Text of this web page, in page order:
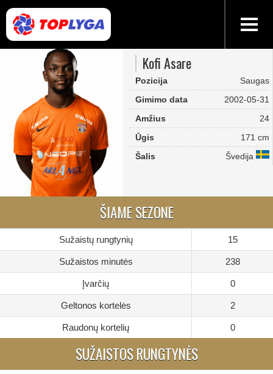
Kofi Asare
Pozicija
Saugas
Gimimo data
2002-05-31
Amžius
24
Ūgis
171 cm
Šalis
Švedija
ŠIAME SEZONE
Sužaistų rungtynių 15
Sužaistos minutės 238
Įvarčių 0
Geltonos kortelės 2
Raudonų kortelių 0
SUŽAISTOS RUNGTYNĖS